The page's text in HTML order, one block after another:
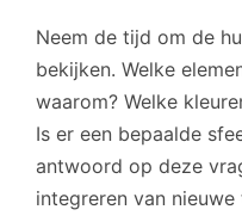
Neem de tijd om de
bekijken. Welke
waarom? Welke
Is er een bepaalde
antwoord op deze
integreren van